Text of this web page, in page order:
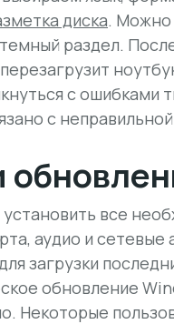
диска. Можно
раздел.
с ошибками
с
все
аудио и сетевые
загрузки
обновление
Некоторые